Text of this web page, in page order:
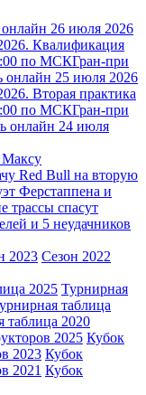
26 июля 2026
Квалификация
по МСКГран-при
онлайн 25 июля 2026
Вторая практика
по МСКГран-при
онлайн 24 июля
Максу
Red Bull на вторую
Ферстаппена и
трассы спасут
и 5 неудачников
2023 Сезон 2022
2025 Турнирная
таблица
таблица 2020
2025 Кубок
2023 Кубок
2021 Кубок